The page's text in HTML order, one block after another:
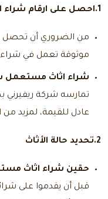
1.احصل على ارقام
من الضروري أن تحصل
موثوقة تعمل في شراء
شراء اثاث مستعمل
تمارسه شركة ريفيرني
عادل للقيمة، لمزيد
2.تحديد حالة الأثاث
حقين شراء اثاث
قبل أن يقدموا على